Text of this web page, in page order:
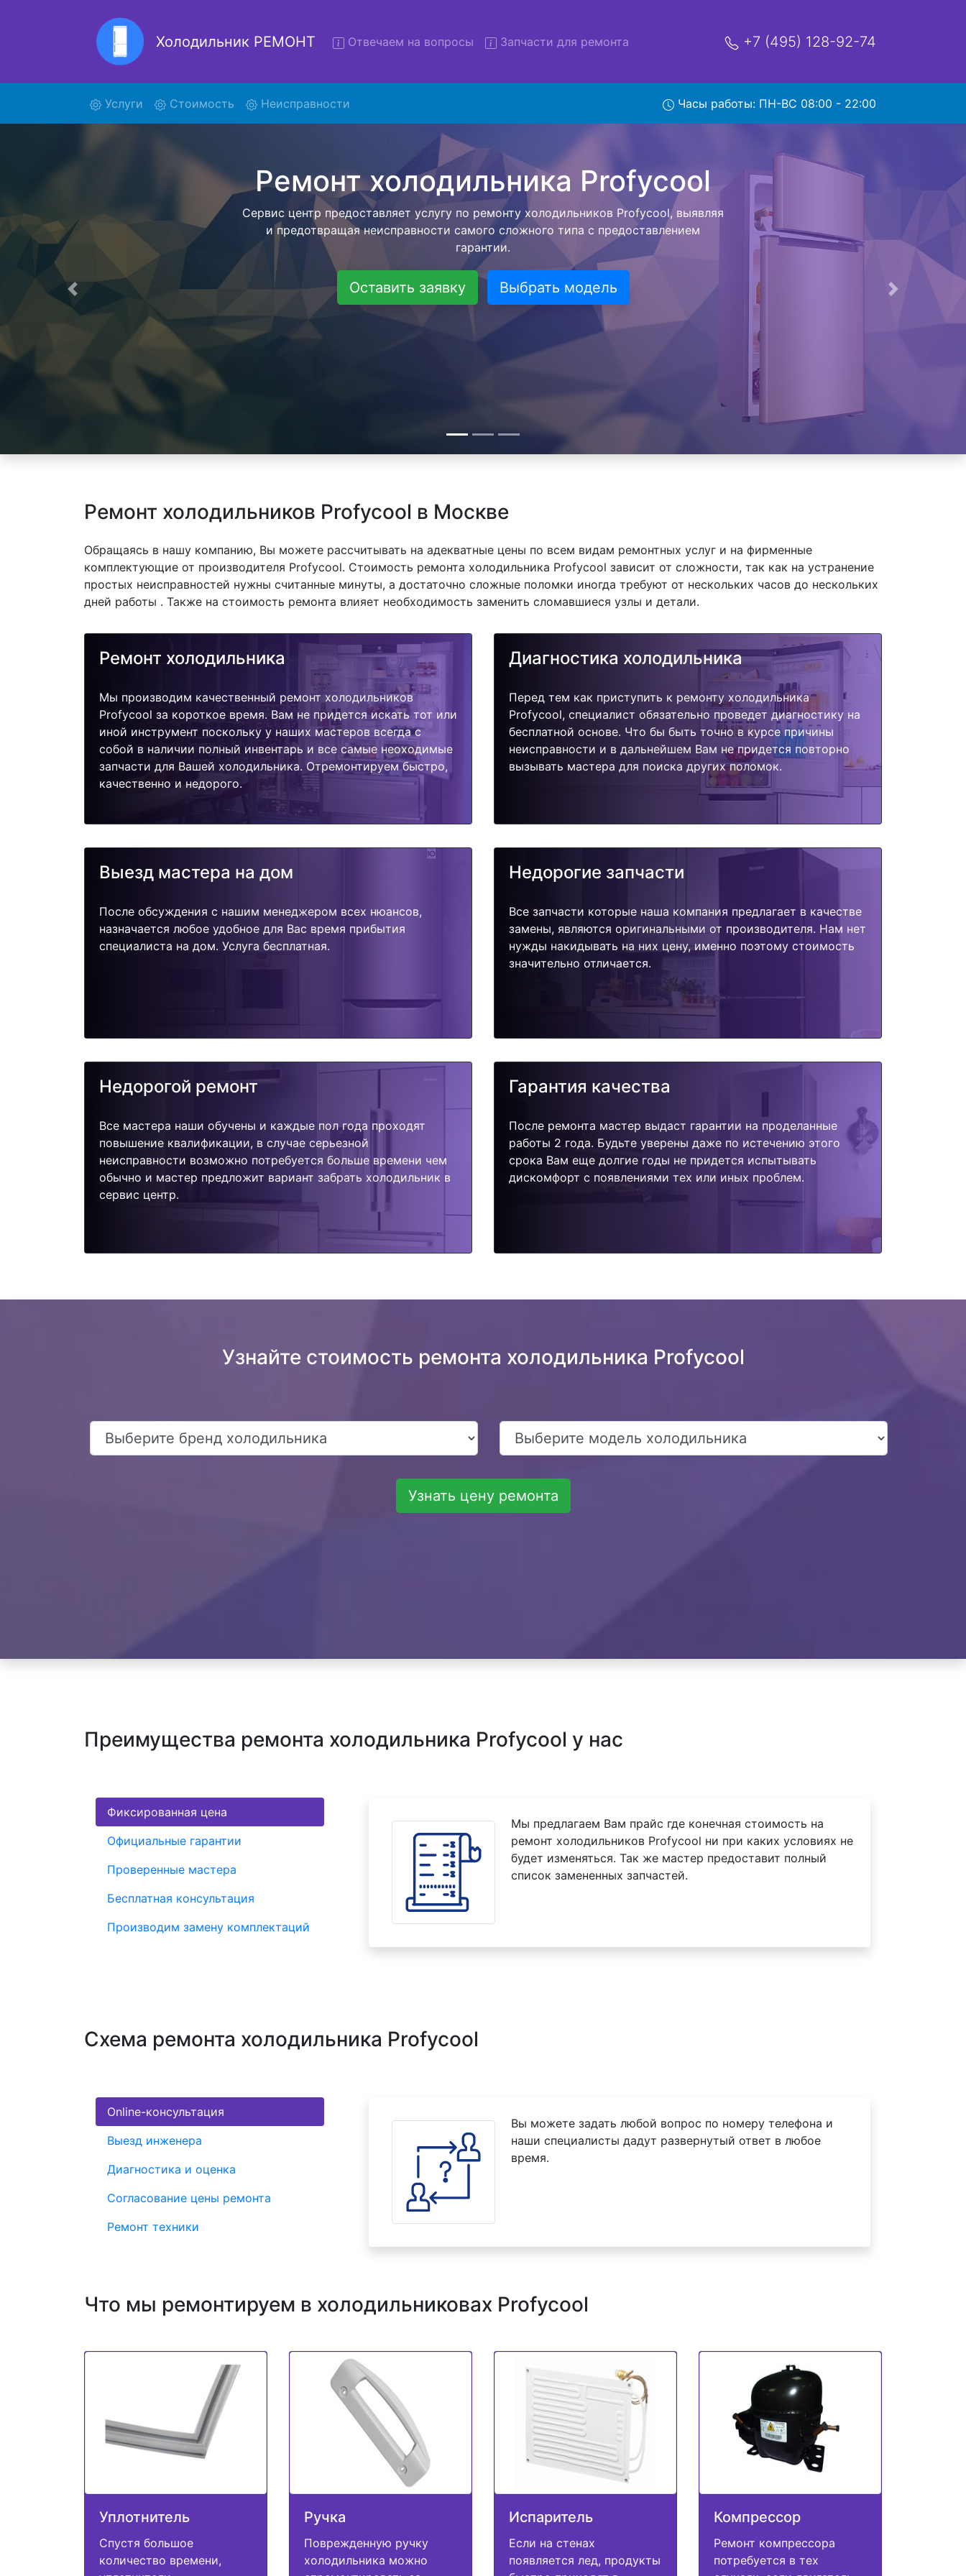
Холодильник РЕМОНТ Отвечаем на вопросы Запчасти для ремонта +7 (495) 128-92-74
Услуги (current)Стоимость Неисправности Часы работы: ПН-ВС 08:00 - 22:00
Ремонт холодильников с вывозом - чтобы клиент не тратил свое время и деньги на
поиски курьерской службы, наш мастер сам заберет холодильник Profycool и
отвезет в сервисный центр. Ремонт холодильника Profycool осуществляется
внутри сервисного центра, тем самым Вам не предстоит ожидать мастера как
закончит с ремонтом. Перед тем как холодильная техника сдается,
согласовывается конечная стоимость работ и в дальнейшем фиксируется.
Перечень бесплатных услуг от компании - Доставка холодильников , выезд
специалиста, консультирование и диагностика.
Оставить заявку Выбрать модель
Предыдущая Следующая
Ремонт холодильников Profycool в Москве
Обращаясь в нашу компанию, Вы можете рассчитывать на адекватные цены по всем видам ремонтных услуг и на фирменные
комплектующие от производителя Profycool. Стоимость ремонта холодильника Profycool зависит от сложности, так как на устранение
простых неисправностей нужны считанные минуты, а достаточно сложные поломки иногда требуют от нескольких часов до нескольких
дней работы . Также на стоимость ремонта влияет необходимость заменить сломавшиеся узлы и детали.
Ремонт холодильника
Мы производим качественный ремонт холодильников
Profycool за короткое время. Вам не придется искать тот или
иной инструмент поскольку у наших мастеров всегда с
собой в наличии полный инвентарь и все самые неоходимые
запчасти для Вашей холодильника. Отремонтируем быстро,
качественно и недорого.
Диагностика холодильника
Перед тем как приступить к ремонту холодильника
Profycool, специалист обязательно проведет диагностику на
бесплатной основе. Что бы быть точно в курсе причины
неисправности и в дальнейшем Вам не придется повторно
вызывать мастера для поиска других поломок.
Выезд мастера на дом
После обсуждения с нашим менеджером всех нюансов,
назначается любое удобное для Вас время прибытия
специалиста на дом. Услуга бесплатная.
Недорогие запчасти
Все запчасти которые наша компания предлагает в качестве
замены, являются оригинальными от производителя. Нам нет
нужды накидывать на них цену, именно поэтому стоимость
значительно отличается.
Недорогой ремонт
Все мастера наши обучены и каждые пол года проходят
повышение квалификации, в случае серьезной
неисправности возможно потребуется больше времени чем
обычно и мастер предложит вариант забрать холодильник в
сервис центр.
Гарантия качества
После ремонта мастер выдаст гарантии на проделанные
работы 2 года. Будьте уверены даже по истечению этого
срока Вам еще долгие годы не придется испытывать
дискомфорт с появлениями тех или иных проблем.
Узнайте стоимость ремонта холодильника Profycool
Узнать цену ремонта
Преимущества ремонта холодильника Profycool у нас
Фиксированная цена
Официальные гарантии
Проверенные мастера
Бесплатная консультация
Производим замену комплектаций
Мы предлагаем Вам прайс где конечная стоимость на
ремонт холодильников Profycool ни при каких условиях не
будет изменяться. Так же мастер предоставит полный
список замененных запчастей.
Схема ремонта холодильника Profycool
Online-консультация
Выезд инженера
Диагностика и оценка
Согласование цены ремонта
Ремонт техники
Вы можете задать любой вопрос по номеру телефона и
наши специалисты дадут развернутый ответ в любое
время.
Что мы ремонтируем в холодильниковах Profycool
Уплотнитель
Спустя большое
количество времени,
Ручка
Поврежденную ручку
холодильника можно
Испаритель
Если на стенах
появляется лед, продукты
Компрессор
Ремонт компрессора
потребуется в тех